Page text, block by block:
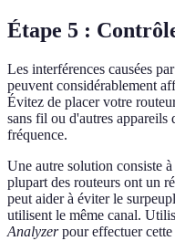
Étape 5 :
Les interférences causées
peuvent considérablement
Évitez de placer votre
sans fil ou d'autres
fréquence.
Une autre solution consiste
plupart des routeurs ont un
peut aider à éviter le
utilisent le même canal.
Analyzerpour effectuer cette